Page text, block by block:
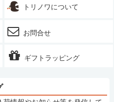
トリノワについて
お問合せ
ギフトラッピング